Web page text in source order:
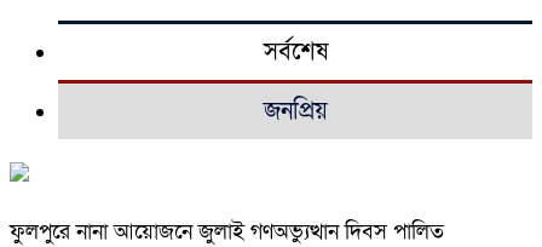
সর্বশেষ
জনপ্রিয়
ফুলপুরে নানা আয়োজনে জুলাই গণঅভ্যুত্থান দিবস পালিত